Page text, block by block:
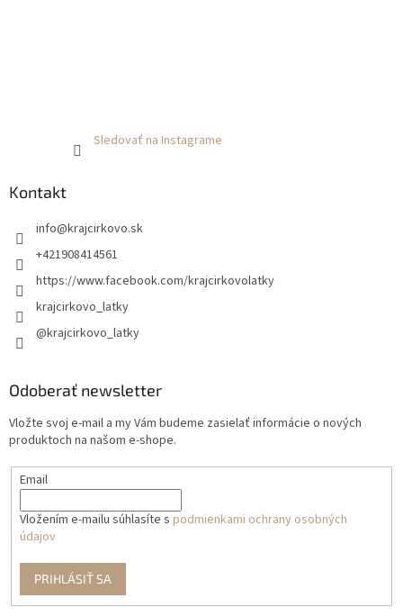
Sledovať na Instagrame
Kontakt
info@krajcirkovo.sk
+421908414561
https://www.facebook.com/krajcirkovolatky
krajcirkovo_latky
@krajcirkovo_latky
Odoberať newsletter
Vložte svoj e-mail a my Vám budeme zasielať informácie o nových
produktoch na našom e-shope.
Email
Vložením e-mailu súhlasíte s podmienkami ochrany osobných
údajov
PRIHLÁSIŤ SA